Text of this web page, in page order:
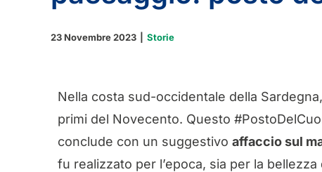
23 Novembre 2023 Storie
Nella costa sud-occidentale della
primi del Novecento. Questo
conclude con un suggestivo affaccio sul
fu realizzato per l’epoca, sia per la